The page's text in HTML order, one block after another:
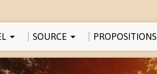
SOURCE PROPOSITIONS